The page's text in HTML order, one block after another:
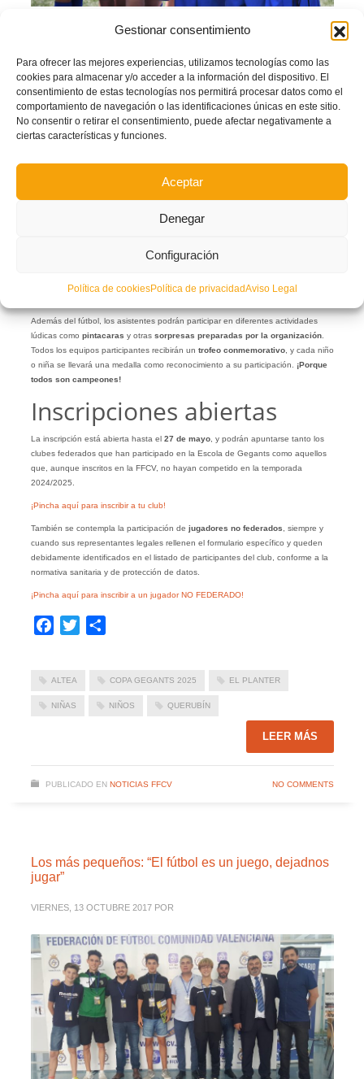
Gestionar consentimiento
Para ofrecer las mejores experiencias, utilizamos tecnologías como las
cookies para almacenar y/o acceder a la información del dispositivo. El
consentimiento de estas tecnologías nos permitirá procesar datos como el
comportamiento de navegación o las identificaciones únicas en este sitio.
No consentir o retirar el consentimiento, puede afectar negativamente a
ciertas características y funciones.
Aceptar
Denegar
Configuración
Política de cookiesPolítica de privacidadAviso Legal
única intención de que los más pequeños disfruten del juego, acompañados por
Actividades lúdicas
Además del fútbol, los asistentes podrán participar en diferentes actividades
lúdicas como pintacaras y otras sorpresas preparadas por la organización.
Todos los equipos participantes recibirán un trofeo conmemorativo, y cada niño
o niña se llevará una medalla como reconocimiento a su participación.
¡Porque
todos son campeones!
Inscripciones abiertas
La inscripción está abierta hasta el 27 de mayo, y podrán apuntarse tanto los
clubes federados que han participado en la Escola de Gegants como aquellos
que, aunque inscritos en la FFCV, no hayan competido en la temporada
2024/2025.
¡Pincha aquí para inscribir a tu club!
También se contempla la participación de jugadores no federados , siempre y
cuando sus representantes legales rellenen el formulario específico y queden
debidamente identificados en el listado de participantes del club, conforme a la
normativa sanitaria y de protección de datos.
¡Pincha aquí para inscribir a un jugador NO FEDERADO!
Facebook
Twitter
ALTEA COPA GEGANTS 2025 EL PLANTER
NIÑAS NIÑOS QUERUBÍN
LEER MÁS
PUBLICADO EN NOTICIAS FFCV NO COMMENTS
Los más pequeños: “El fútbol es un juego, dejadnos
jugar”
VIERNES, 13 OCTUBRE 2017 POR